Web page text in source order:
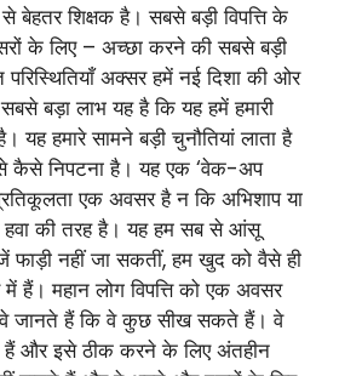
बेहतर शिक्षक है। सबसे बड़ी विपत्ति के
के लिए – अच्छा करने की सबसे बड़ी
परिस्थितियाँ अक्सर हमें नई दिशा की ओर
बड़ा लाभ यह है कि यह हमें हमारी
यह हमारे सामने बड़ी चुनौतियां लाता है
कैसे निपटना है। यह एक ‘वेक-अप
एक अवसर है न कि अभिशाप या
की तरह है। यह हम सब से आंसू
फाड़ी नहीं जा सकतीं, हम खुद को वैसे ही
हैं। महान लोग विपत्ति को एक अवसर
जानते हैं कि वे कुछ सीख सकते हैं। वे
हैं और इसे ठीक करने के लिए अंतहीन